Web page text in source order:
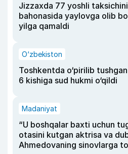
Jizzaxda 77 yoshli
bahonasida yaylovga olib
yilga qamaldi
O‘zbekiston
Toshkentda o‘pirilib
6 kishiga sud hukmi o‘qildi
Madaniyat
“U boshqalar baxti uchun
otasini kutgan aktrisa va
Ahmedovaning sinovlarga